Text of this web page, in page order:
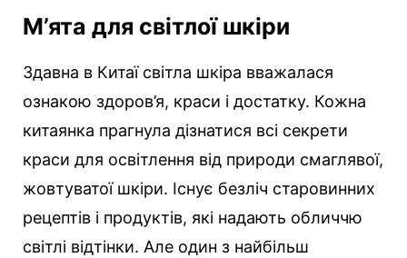
М’ята для світлої шкіри
Здавна в Китаї світла шкіра вважалася
ознакою здоров’я, краси і достатку. Кожна
китаянка прагнула дізнатися всі секрети
краси для освітлення від природи смаглявої,
жовтуватої шкіри. Існує безліч старовинних
рецептів і продуктів, які надають обличчю
світлі відтінки. Але один з найбільш